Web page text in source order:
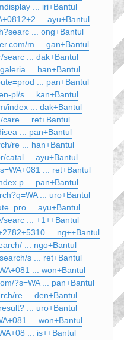
... iri+Bantul
... ayu+Bantul
... ong+Bantul
m ... gan+Bantul
searc ... dak+Bantul
... han+Bantul
... pan+Bantul
pl/s ... kan+Bantul
index ... dak+Bantul
... ret+Bantul
... pan+Bantul
re ... han+Bantul
catal ... ayu+Bantul
... ret+Bantul
... pan+Bantul
... uro+Bantul
... ayu+Bantul
... +1++Bantul
... ng++Bantul
... ngo+Bantul
s ... ret+Bantul
... won+Bantul
?s=WA ... pan+Bantul
re ... den+Bantul
... uro+Bantul
... won+Bantul
... is++Bantul